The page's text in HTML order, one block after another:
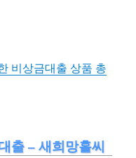
비상금대출 상품 총
출 – 새희망홀씨